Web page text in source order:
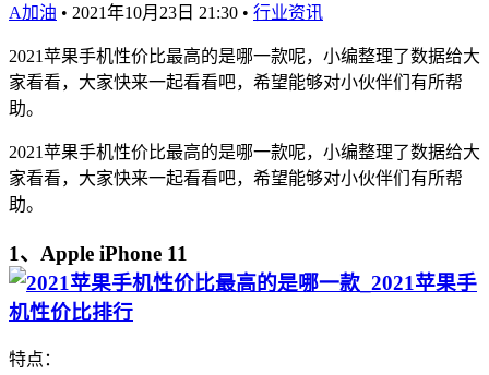
A加油 • 2021年10月23日 21:30 • 行业资讯
2021苹果手机性价比最高的是哪一款呢，小编整理了数据给大
家看看，大家快来一起看看吧，希望能够对小伙伴们有所帮
助。
2021苹果手机性价比最高的是哪一款呢，小编整理了数据给大
家看看，大家快来一起看看吧，希望能够对小伙伴们有所帮
助。
1、Apple iPhone 11
特点：